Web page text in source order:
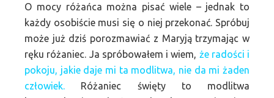
O mocy różańca można pisać wiele – jednak to
każdy osobiście musi się o niej przekonać. Spróbuj
może już dziś porozmawiać z Maryją trzymając w
ręku różaniec. Ja spróbowałem i wiem, że radości i
pokoju, jakie daje mi ta modlitwa, nie da mi żaden
człowiek.
Różaniec święty to modlitwa